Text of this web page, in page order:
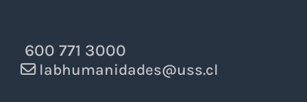
600 771 3000
labhumanidades@uss.cl